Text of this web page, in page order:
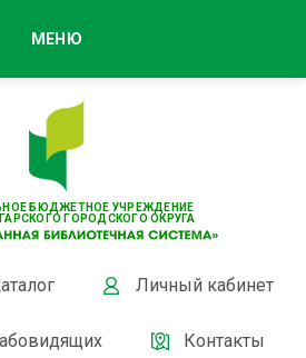
БЮДЖЕТНОЕ УЧРЕЖДЕНИЕ
ГОРОДСКОГО ОКРУГА
Личный кабинет
Контакты
МЕНЮ